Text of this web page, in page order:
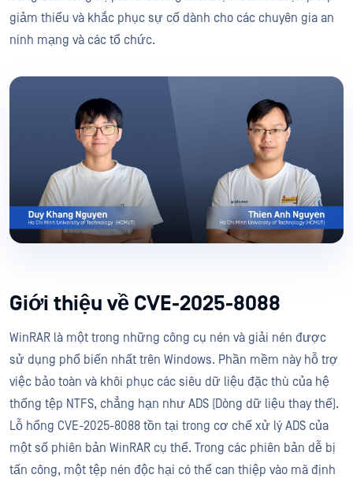
giảm thiểu và khắc phục sự cố dành cho các chuyên gia an
ninh mạng và các tổ chức.
Giới thiệu về CVE-2025-8088
WinRAR là một trong những công cụ nén và giải nén được
sử dụng phổ biến nhất trên Windows. Phần mềm này hỗ trợ
việc bảo toàn và khôi phục các siêu dữ liệu đặc thù của hệ
thống tệp NTFS, chẳng hạn như ADS (Dòng dữ liệu thay thế).
Lỗ hổng CVE-2025-8088 tồn tại trong cơ chế xử lý ADS của
một số phiên bản WinRAR cụ thể. Trong các phiên bản dễ bị
tấn công, một tệp nén độc hại có thể can thiệp vào mã định